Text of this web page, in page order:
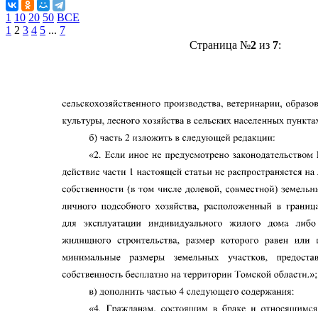
1 10 20 50 ВСЕ
1 2 3 4 5 ... 7
Страница №2из 7: